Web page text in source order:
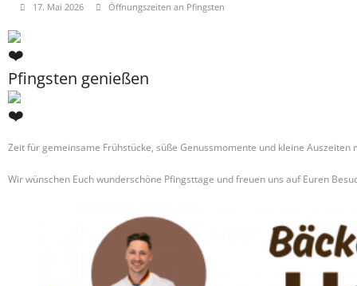
17. Mai 2026 Öffnungszeiten an Pfingsten
Pfingsten genießen
Zeit für gemeinsame Frühstücke, süße Genussmomente und kleine Auszeiten
Wir wünschen Euch wunderschöne Pfingsttage und freuen uns auf Euren